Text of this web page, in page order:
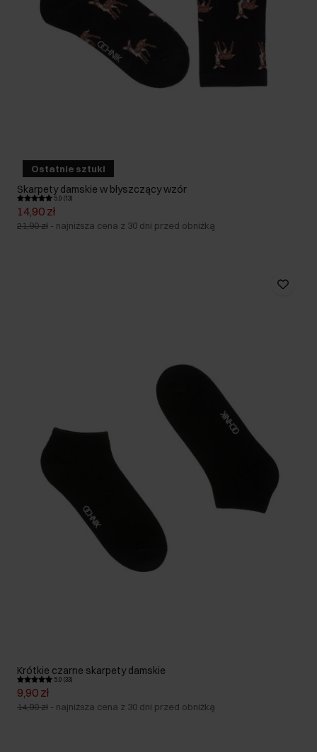
Ostatnie sztuki
Skarpety damskie w błyszczący wzór
5.0 (13)
14,90 zł
21,90 zł - najniższa cena z 30 dni przed obniżką
Krótkie czarne skarpety damskie
5.0 (33)
9,90 zł
14,90 zł - najniższa cena z 30 dni przed obniżką